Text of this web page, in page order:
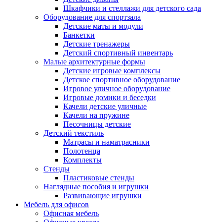
Шкафчики и стеллажи для детского сада
Оборудование для спортзала
Детские маты и модули
Банкетки
Детские тренажеры
Детский спортивный инвентарь
Малые архитектурные формы
Детские игровые комплексы
Детское спортивное оборудование
Игровое уличное оборудование
Игровые домики и беседки
Качели детские уличные
Качели на пружине
Песочницы детские
Детский текстиль
Матрасы и наматрасники
Полотенца
Комплекты
Стенды
Пластиковые стенды
Наглядные пособия и игрушки
Развивающие игрушки
Мебель для офисов
Офисная мебель